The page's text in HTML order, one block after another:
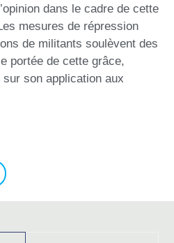
dans le cadre de cette
mesures de répression
de militants soulèvent des
portée de cette grâce,
son application aux